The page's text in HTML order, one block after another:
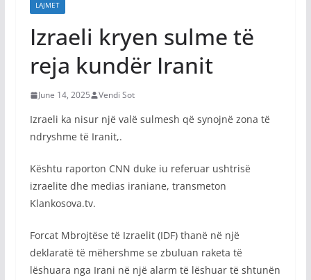
LAJMET
Izraeli kryen sulme të
reja kundër Iranit
June 14, 2025 Vendi Sot
Izraeli ka nisur një valë sulmesh që synojnë zona të
ndryshme të Iranit,.
Kështu raporton CNN duke iu referuar ushtrisë
izraelite dhe medias iraniane, transmeton
Klankosova.tv.
Forcat Mbrojtëse të Izraelit (IDF) thanë në një
deklaratë të mëhershme se zbuluan raketa të
lëshuara nga Irani në një alarm të lëshuar të shtunën